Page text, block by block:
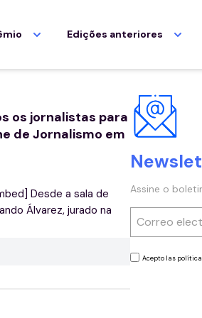
Edições anteriores
os jornalistas para
de Jornalismo em
Desde a sala de
Álvarez, jurado na
Assine o
Acepto las